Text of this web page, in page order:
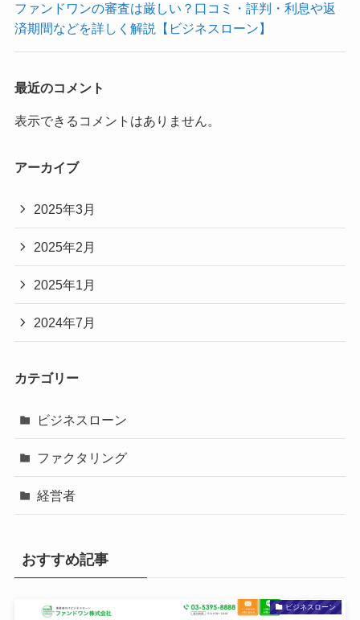
ファンドワンの審査は厳しい？口コミ・評判・利息や返
済期間などを詳しく解説【ビジネスローン】
最近のコメント
表示できるコメントはありません。
アーカイブ
2025年3月
2025年2月
2025年1月
2024年7月
カテゴリー
ビジネスローン
ファクタリング
経営者
おすすめ記事
ビジネスローン